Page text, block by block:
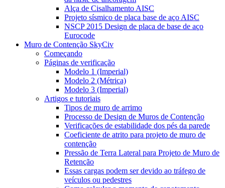
Alça de Cisalhamento AISC
Projeto sísmico de placa base de aço AISC
NSCP 2015 Design de placa de base de aço
Eurocode
Muro de Contenção SkyCiv
Começando
Páginas de verificação
Modelo 1 (Imperial)
Modelo 2 (Métrica)
Modelo 3 (Imperial)
Artigos e tutoriais
Tipos de muro de arrimo
Processo de Design de Muros de Contenção
Verificações de estabilidade dos pés da parede
Coeficiente de atrito para projeto de muro de
contenção
Pressão de Terra Lateral para Projeto de Muro de
Retenção
Essas cargas podem ser devido ao tráfego de
veículos ou pedestres